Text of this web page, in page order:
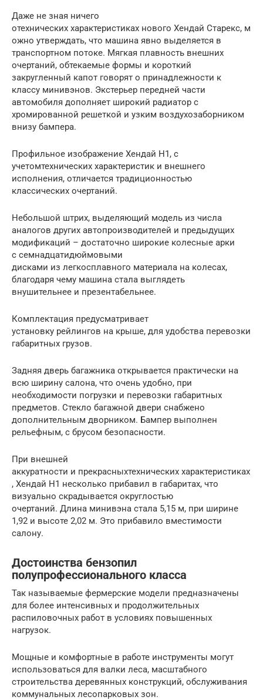
Даже не зная ничего
отехнических характеристиках нового Хендай Старекс, м
ожно утверждать, что машина явно выделяется в
транспортном потоке. Мягкая плавность внешних
очертаний, обтекаемые формы и короткий
закругленный капот говорят о принадлежности к
классу минивэнов. Экстерьер передней части
автомобиля дополняет широкий радиатор с
хромированной решеткой и узким воздухозаборником
внизу бампера.
Профильное изображение Хендай Н1, с
учетомтехнических характеристик и внешнего
исполнения, отличается традиционностью
классических очертаний.
Небольшой штрих, выделяющий модель из числа
аналогов других автопроизводителей и предыдущих
модификаций – достаточно широкие колесные арки
с семнадцатидюймовыми
дисками из легкосплавного материала на колесах,
благодаря чему машина стала выглядеть
внушительнее и презентабельнее.
Комплектация предусматривает
установку рейлингов на крыше, для удобства перевозки
габаритных грузов.
Задняя дверь багажника открывается практически на
всю ширину салона, что очень удобно, при
необходимости погрузки и перевозки габаритных
предметов. Стекло багажной двери снабжено
дополнительным дворником. Бампер выполнен
рельефным, с брусом безопасности.
При внешней
аккуратности и прекрасныхтехнических характеристиках
, Хендай H1 несколько прибавил в габаритах, что
визуально скрадывается округлостью
очертаний. Длина минивэна стала 5,15 м, при ширине
1,92 и высоте 2,02 м. Это прибавило вместимости
салону.
Достоинства бензопил
полупрофессионального класса
Так называемые фермерские модели предназначены
для более интенсивных и продолжительных
распиловочных работ в условиях повышенных
нагрузок.
Мощные и комфортные в работе инструменты могут
использоваться для валки леса, масштабного
строительства деревянных конструкций, обслуживания
коммунальных лесопарковых зон.